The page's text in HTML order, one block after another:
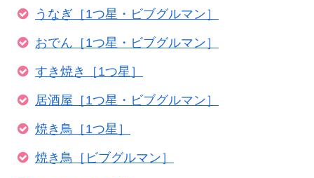
うなぎ［1つ星・ビブグルマン］
おでん［1つ星・ビブグルマン］
すき焼き［1つ星］
居酒屋［1つ星・ビブグルマン］
焼き鳥［1つ星］
焼き鳥［ビブグルマン］